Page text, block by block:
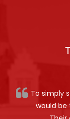
To simply
would be